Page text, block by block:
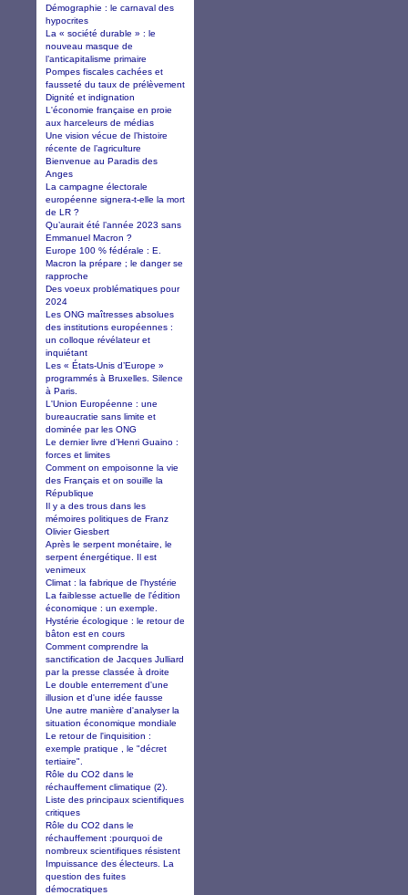
Démographie : le carnaval des
hypocrites
La « société durable » : le
nouveau masque de
l’anticapitalisme primaire
Pompes fiscales cachées et
fausseté du taux de prélèvement
Dignité et indignation
L'économie française en proie
aux harceleurs de médias
Une vision vécue de l’histoire
récente de l’agriculture
Bienvenue au Paradis des
Anges
La campagne électorale
européenne signera-t-elle la mort
de LR ?
Qu’aurait été l’année 2023 sans
Emmanuel Macron ?
Europe 100 % fédérale : E.
Macron la prépare ; le danger se
rapproche
Des voeux problématiques pour
2024
Les ONG maîtresses absolues
des institutions européennes :
un colloque révélateur et
inquiétant
Les « États-Unis d’Europe »
programmés à Bruxelles. Silence
à Paris.
L'Union Européenne : une
bureaucratie sans limite et
dominée par les ONG
Le dernier livre d’Henri Guaino :
forces et limites
Comment on empoisonne la vie
des Français et on souille la
République
Il y a des trous dans les
mémoires politiques de Franz
Olivier Giesbert
Après le serpent monétaire, le
serpent énergétique. Il est
venimeux
Climat : la fabrique de l'hystérie
La faiblesse actuelle de l'édition
économique : un exemple.
Hystérie écologique : le retour de
bâton est en cours
Comment comprendre la
sanctification de Jacques Julliard
par la presse classée à droite
Le double enterrement d'une
illusion et d'une idée fausse
Une autre manière d'analyser la
situation économique mondiale
Le retour de l'inquisition :
exemple pratique , le "décret
tertiaire".
Rôle du CO2 dans le
réchauffement climatique (2).
Liste des principaux scientifiques
critiques
Rôle du CO2 dans le
réchauffement :pourquoi de
nombreux scientifiques résistent
Impuissance des électeurs. La
question des fuites
démocratiques